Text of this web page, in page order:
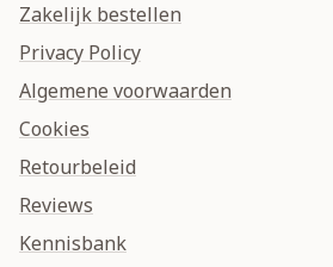
Zakelijk bestellen
Privacy Policy
Algemene voorwaarden
Cookies
Retourbeleid
Reviews
Kennisbank